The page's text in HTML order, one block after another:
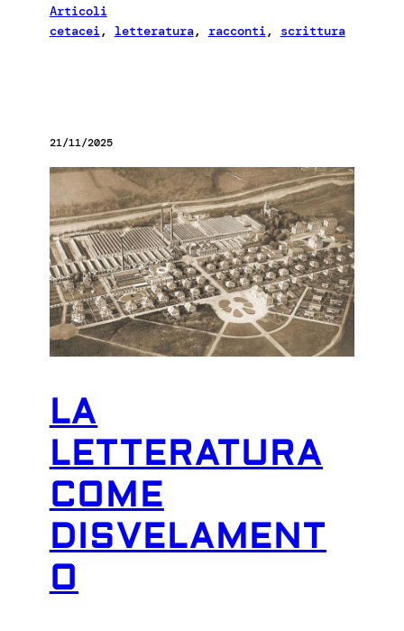
Articoli
cetacei, letteratura, racconti, scrittura
21/11/2025
LA
LETTERATURA
COME
DISVELAMENT
O